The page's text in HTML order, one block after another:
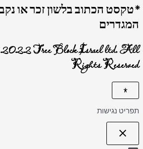
*טקסט הכתוב בלשון זכר או
המגדרים
2022 Tree Block Israel ltd. All
Rights Reserved
תפריט נגישות
close
פתיחה וסגירה של תפריט הנגישות